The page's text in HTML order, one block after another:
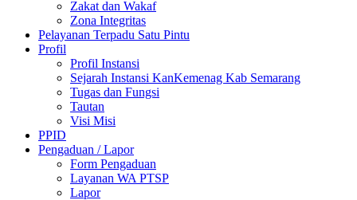
Zakat dan Wakaf
Zona Integritas
Pelayanan Terpadu Satu Pintu
Profil
Profil Instansi
Sejarah Instansi KanKemenag Kab Semarang
Tugas dan Fungsi
Tautan
Visi Misi
PPID
Pengaduan / Lapor
Form Pengaduan
Layanan WA PTSP
Lapor